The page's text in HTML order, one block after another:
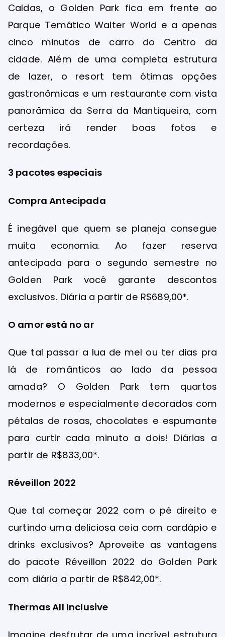
Caldas, o Golden Park fica em frente ao
Parque Temático Walter World e a apenas
cinco minutos de carro do Centro da
cidade. Além de uma completa estrutura
de lazer, o resort tem ótimas opções
gastronômicas e um restaurante com vista
panorâmica da Serra da Mantiqueira, com
certeza irá render boas fotos e
recordações.
3 pacotes especiais
Compra Antecipada
É inegável que quem se planeja consegue
muita economia. Ao fazer reserva
antecipada para o segundo semestre no
Golden Park você garante descontos
exclusivos. Diária a partir de R$689,00*.
O amor está no ar
Que tal passar a lua de mel ou ter dias pra
lá de românticos ao lado da pessoa
amada? O Golden Park tem quartos
modernos e especialmente decorados com
pétalas de rosas, chocolates e espumante
para curtir cada minuto a dois! Diárias a
partir de R$833,00*.
Réveillon 2022
Que tal começar 2022 com o pé direito e
curtindo uma deliciosa ceia com cardápio e
drinks exclusivos? Aproveite as vantagens
do pacote Réveillon 2022 do Golden Park
com diária a partir de R$842,00*.
Thermas All Inclusive